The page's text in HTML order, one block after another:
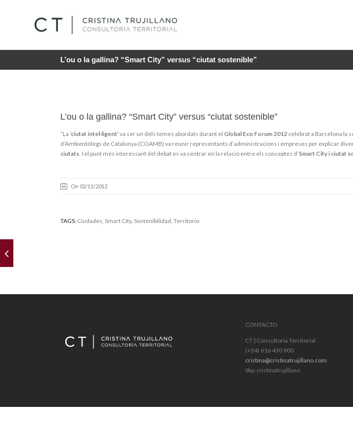
L’ou o la gallina? “Smart City” versus “ciutat sostenible”
L’ou o la gallina? “Smart City” versus “ciutat sostenible”
“La ‘ciutat intel·ligent’ va ser un dels temes abordats durant el Global Eco Forum 2012 celebrat a Barcelona la
d’Ambientòlegs de Catalunya (COAMB) va reunir representants d’administracions i empreses per explicar
ciutats. I el punt més interessant del debat es va centrar en la relació entre els conceptes d’Smart City i ciutat
On 02/11/2012
TAGS: Ciudades Smart City, Sostenibilidad , Territorio
CONTACTO
CT | Consultoría Territorial
(+34) 616 430 900
cristina@cristinatrujillano.com
Skp: cristinatrujillano